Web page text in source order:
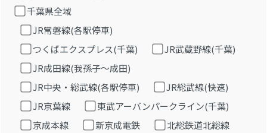
千葉県全域
JR常磐線(各駅停車)
つくばエクスプレス(千葉)
JR武蔵野線(千葉)
JR成田線(我孫子～成田)
JR中央・総武線(各駅停車)
JR総武線(快速)
JR京葉線
東武アーバンパークライン(千葉)
京成本線
新京成電鉄
北総鉄道北総線